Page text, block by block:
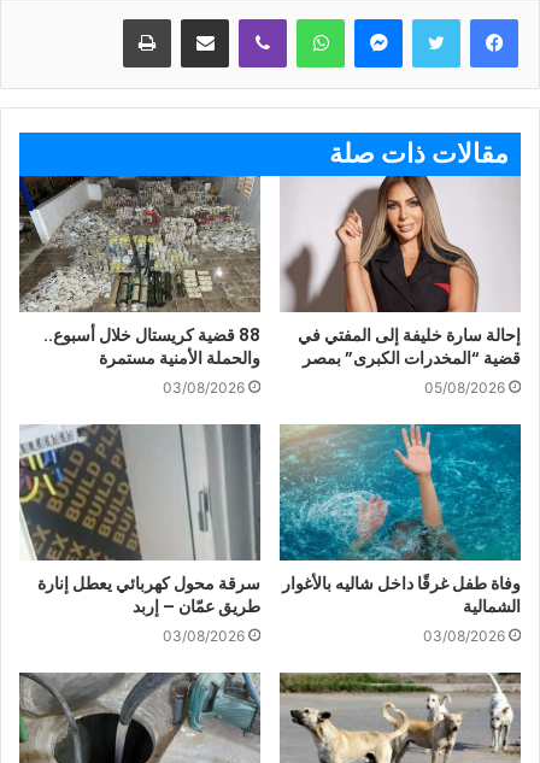
ماسنجر واتساب ڤايبر مشاركة عبر البريد طباعة
مقالات ذات صلة
إحالة سارة خليفة إلى المفتي في
قضية “المخدرات الكبرى” بمصر
05/08/2026
88 قضية كريستال خلال أسبوع..
والحملة الأمنية مستمرة
03/08/2026
وفاة طفل غرقًا داخل شاليه بالأغوار
الشمالية
03/08/2026
سرقة محول كهربائي يعطل إنارة
طريق عمّان – إربد
03/08/2026